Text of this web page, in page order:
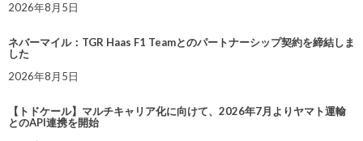
2026年8月5日
ネバーマイル：TGR Haas F1 Teamとのパートナーシップ契約を締結しま
した
2026年8月5日
【トドケール】マルチキャリア化に向けて、2026年7月よりヤマト運輸
とのAPI連携を開始